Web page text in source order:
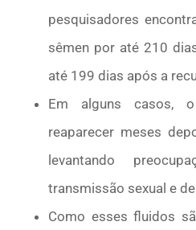
pesquisadores
sêmen por até 210
até 199 dias após a
Em alguns casos,
reaparecer meses
levantando
transmissão sexual e
Como esses fluidos